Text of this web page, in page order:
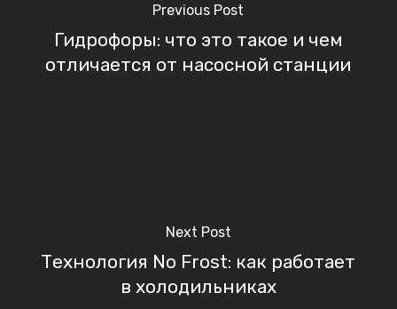
Previous Post
Гидрофоры: что это такое и чем
отличается от насосной станции
Next Post
Технология No Frost: как работает
в холодильниках